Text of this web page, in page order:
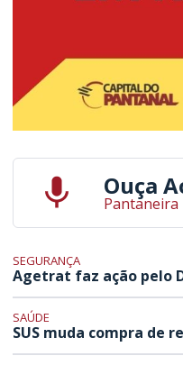
Ouça
Pantaneira
SEGURANÇA
Agetrat faz ação pelo
SAÚDE
SUS muda compra de